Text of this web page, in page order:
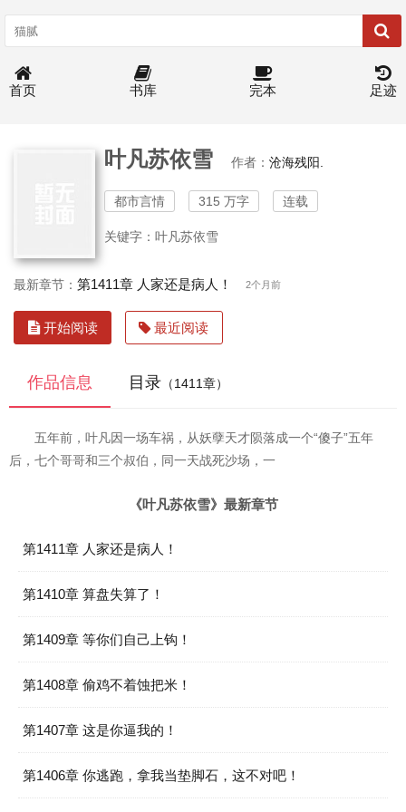
首页 书库 完本 足迹
叶凡苏依雪 作者： 沧海残阳.
都市言情 315 万字 连载
关键字：叶凡苏依雪
最新章节： 第1411章 人家还是病人！ 2个月前
开始阅读 最近阅读
作品信息 目录 （1411章）
五年前，叶凡因一场车祸，从妖孽天才陨落成一个“傻子”五年
后，七个哥哥和三个叔伯，同一天战死沙场，一
《叶凡苏依雪》最新章节
第1411章 人家还是病人！
第1410章 算盘失算了！
第1409章 等你们自己上钩！
第1408章 偷鸡不着蚀把米！
第1407章 这是你逼我的！
第1406章 你逃跑，拿我当垫脚石，这不对吧！